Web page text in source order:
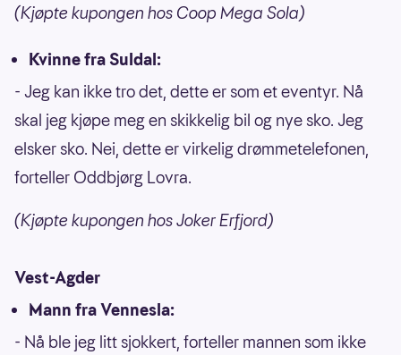
(Kjøpte kupongen hos Coop Mega Sola)
Kvinne fra Suldal:
- Jeg kan ikke tro det, dette er som et eventyr. Nå
skal jeg kjøpe meg en skikkelig bil og nye sko. Jeg
elsker sko. Nei, dette er virkelig drømmetelefonen,
forteller Oddbjørg Lovra.
(Kjøpte kupongen hos Joker Erfjord)
Vest-Agder
Mann fra Vennesla:
- Nå ble jeg litt sjokkert, forteller mannen som ikke